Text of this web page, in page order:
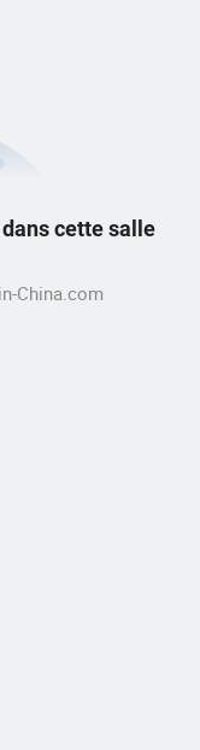
cette salle
China.com